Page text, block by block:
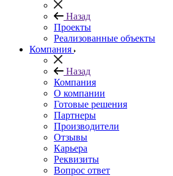
Назад
Проекты
Реализованные объекты
Компания
Назад
Компания
О компании
Готовые решения
Партнеры
Производители
Отзывы
Карьера
Реквизиты
Вопрос ответ